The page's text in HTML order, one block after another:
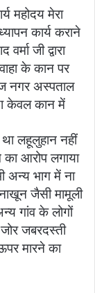
महोदय मेरा
कार्य कराने
जी द्वारा
के कान पर
नगर अस्पताल
केवल कान में
लहूलुहान नहीं
आरोप लगाया
अन्य भाग में ना
जैसी मामूली
गांव के लोगों
जबरदस्ती
मारने का